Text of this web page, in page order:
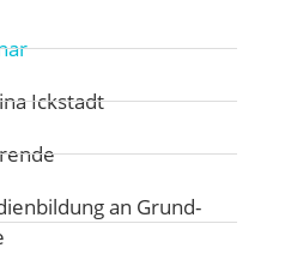
Ickstadt
an Grund-